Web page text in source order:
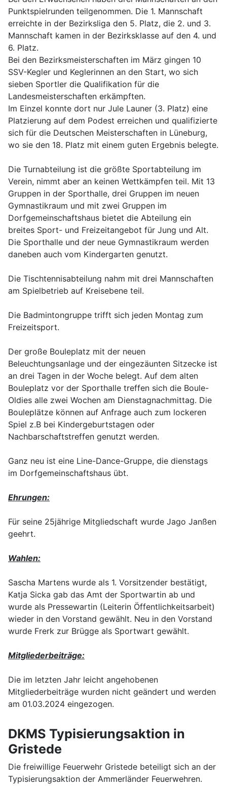
Punktspielrunden teilgenommen. Die 1. Mannschaft
erreichte in der Bezirksliga den 5. Platz, die 2. und 3.
Mannschaft kamen in der Bezirksklasse auf den 4. und
6. Platz.
Bei den Bezirksmeisterschaften im März gingen 10
SSV-Kegler und Keglerinnen an den Start, wo sich
sieben Sportler die Qualifikation für die
Landesmeisterschaften erkämpften.
Im Einzel konnte dort nur Jule Launer (3. Platz) eine
Platzierung auf dem Podest erreichen und qualifizierte
sich für die Deutschen Meisterschaften in Lüneburg,
wo sie den 18. Platz mit einem guten Ergebnis belegte.
Die Turnabteilung ist die größte Sportabteilung im
Verein, nimmt aber an keinen Wettkämpfen teil. Mit 13
Gruppen in der Sporthalle, drei Gruppen im neuen
Gymnastikraum und mit zwei Gruppen im
Dorfgemeinschaftshaus bietet die Abteilung ein
breites Sport- und Freizeitangebot für Jung und Alt.
Die Sporthalle und der neue Gymnastikraum werden
daneben auch vom Kindergarten genutzt.
Die Tischtennisabteilung nahm mit drei Mannschaften
am Spielbetrieb auf Kreisebene teil.
Die Badmintongruppe trifft sich jeden Montag zum
Freizeitsport.
Der große Bouleplatz mit der neuen
Beleuchtungsanlage und der eingezäunten Sitzecke ist
an drei Tagen in der Woche belegt. Auf dem alten
Bouleplatz vor der Sporthalle treffen sich die Boule-
Oldies alle zwei Wochen am Dienstagnachmittag. Die
Bouleplätze können auf Anfrage auch zum lockeren
Spiel z.B bei Kindergeburtstagen oder
Nachbarschaftstreffen genutzt werden.
Ganz neu ist eine Line-Dance-Gruppe, die dienstags
im Dorfgemeinschaftshaus übt.
Ehrungen:
Für seine 25jährige Mitgliedschaft wurde Jago Janßen
geehrt.
Wahlen:
Sascha Martens wurde als 1. Vorsitzender bestätigt,
Katja Sicka gab das Amt der Sportwartin ab und
wurde als Pressewartin (Leiterin Öffentlichkeitsarbeit)
wieder in den Vorstand gewählt. Neu in den Vorstand
wurde Frerk zur Brügge als Sportwart gewählt.
Mitgliederbeiträge:
Die im letzten Jahr leicht angehobenen
Mitgliederbeiträge wurden nicht geändert und werden
am 01.03.2024 eingezogen.
DKMS Typisierungsaktion in
Gristede
Die freiwillige Feuerwehr Gristede beteiligt sich an der
Typisierungsaktion der Ammerländer Feuerwehren.